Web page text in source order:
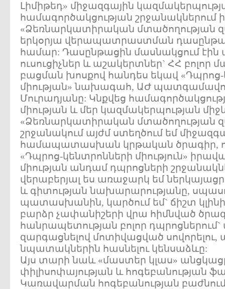
Լիմիթեդ» միջազգային
համագործակցության շրջանակներում
«Ձեռնարկատիրական մտածողության
երկօրյա վերապատրաստման
համար: Դասընթացին մասնակցում էին
ուսուցիչներ և աշակերտներ` ՀՀ բոլոր
բացման խոսքով հանդես եկավ «Դպրոց-
միության» նախագահ, ԱԺ
Մուրադյանը: Կնքվեց
միության և մեր կազմակերպության
«Ձեռնարկատիրական մտածողության
շրջանակում այժմ ստեղծում եմ
համապատասխան կրթական ծրագիր,
«Դպրոց-կենտրոնների միություն»
միության անդամ դպրոցների
վերաբերյալ ես առաջարկ եմ
և գիտության նախարարությանը,
պատասխանին, կարծում եմ` ճիշտ
բարձր չափանիշերի վրա հիմնված
հանրապետության բոլոր
զարգացնելով մոտիվացված սովորելու,
նպատակներին հասնելու կենսաձևը:
Այս տարի նաև «մաստեր կլաս»
փիլիսոփայության և հոգեբանության
Կառավարման հոգեբանության բաժնում